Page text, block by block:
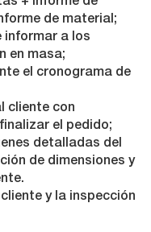
de material;
informar a los
en masa;
el cronograma de
cliente con
el pedido;
detalladas del
de dimensiones y
y la inspección